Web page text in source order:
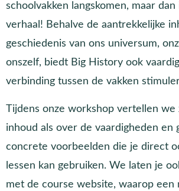
schoolvakken langskomen, maar
verhaal! Behalve de aantrekkelijke
geschiedenis van ons universum,
onszelf, biedt Big History ook
verbinding tussen de vakken
Tijdens onze workshop vertellen we
inhoud als over de vaardigheden en
concrete voorbeelden die je direct
lessen kan gebruiken. We laten je
met de course website, waarop een